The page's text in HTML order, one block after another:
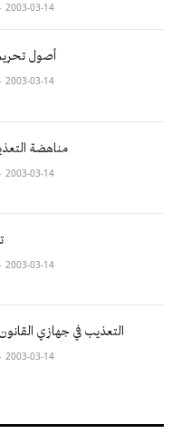
2003-03-14
أصول
2003-03-14
مناهضة
2003-03-14
2003-03-14
التعذيب في جهازي
2003-03-14